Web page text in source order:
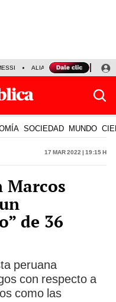
ALIANZA LIMA VS SPORT
SOCIEDAD MUNDO
17 Mar 2022 | 19:15 h
Marcos
de 36
peruana
con respecto a
como las